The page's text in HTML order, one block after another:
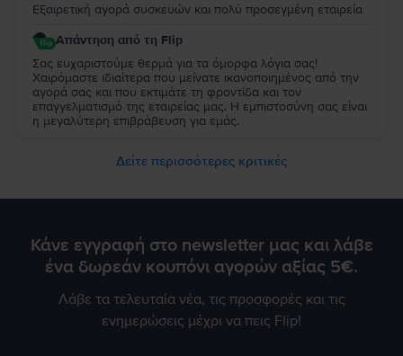
Εξαιρετική αγορά συσκευών και πολύ προσεγμένη εταιρεία
Απάντηση από τη Flip
Σας ευχαριστούμε θερμά για τα όμορφα λόγια σας!
Χαιρόμαστε ιδιαίτερα που μείνατε ικανοποιημένος από την
αγορά σας και που εκτιμάτε τη φροντίδα και τον
επαγγελματισμό της εταιρείας μας. Η εμπιστοσύνη σας είναι
η μεγαλύτερη επιβράβευση για εμάς.
Δείτε περισσότερες κριτικές
Κάνε εγγραφή στο newsletter μας και λάβε
ένα δωρεάν κουπόνι αγορών αξίας 5€.
Λάβε τα τελευταία νέα, τις προσφορές και τις
ενημερώσεις μέχρι να πεις Flip!